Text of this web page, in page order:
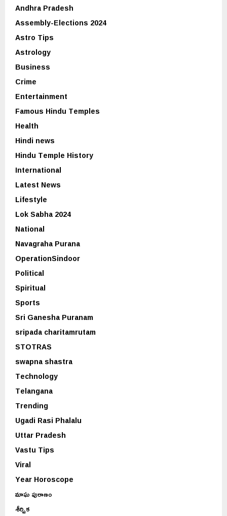
Andhra Pradesh
Assembly-Elections 2024
Astro Tips
Astrology
Business
Crime
Entertainment
Famous Hindu Temples
Health
Hindi news
Hindu Temple History
International
Latest News
Lifestyle
Lok Sabha 2024
National
Navagraha Purana
OperationSindoor
Political
Spiritual
Sports
Sri Ganesha Puranam
sripada charitamrutam
STOTRAS
swapna shastra
Technology
Telangana
Trending
Ugadi Rasi Phalalu
Uttar Pradesh
Vastu Tips
Viral
Year Horoscope
మాఘ పురాణం
శీర్షిక